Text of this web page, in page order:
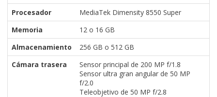
Procesador
MediaTek Dimensity 8550 Super
Memoria
12 o 16 GB
Almacenamiento
256 GB o 512 GB
Cámara trasera
Sensor principal de 200 MP f/1.8
Sensor ultra gran angular de 50 MP
f/2.0
Teleobjetivo de 50 MP f/2.8